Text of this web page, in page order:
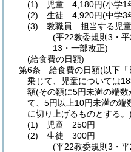
(1)
児童 4,180円(小学1
(2)
生徒 4,920円(中学3
(3)
教職員 担当する児
(平22教委規則3・
13・一部改正)
(給食費の日額)
第6条
給食費の日額(以下「
乗じて、児童については
額(その額に5円未満の端
て、5円以上10円未満の端
に切り上げるものとする。)
(1)
児童 250円
(2)
生徒 300円
(平22教委規則3・